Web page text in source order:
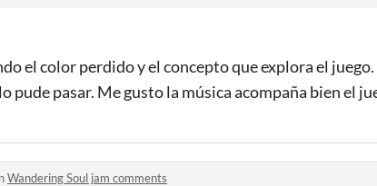
el color perdido y el concepto que explora el
pude pasar. Me gusto la música acompaña bien el
Wandering Soul jam comments